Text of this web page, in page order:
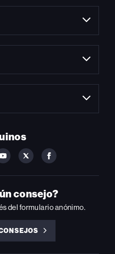
FOLLOW
ON
YOUTUBE
FOLLOW
ON
FOLLOW
ON
FACEBOOK
consejo?
del formulario anónimo.